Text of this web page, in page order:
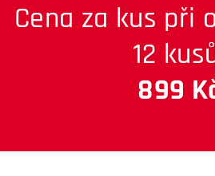
Cena za kus při
12
899